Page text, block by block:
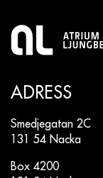
ADRESS
Smedjegatan 2C
131 54 Nacka
Box 4200